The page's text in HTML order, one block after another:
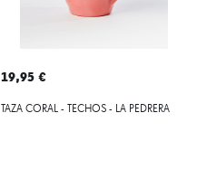
19,95 €
TAZA CORAL - TECHOS - LA PEDRERA